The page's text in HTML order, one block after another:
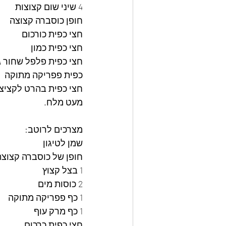
4 שיני שום קצוצות
חופן כוסברה קצוצה
חצי כפית כורכום
חצי כפית כמון
חצי כפית פלפל שחור
כפית פפריקה מתוקה
חצי כפית בהרט
מעט מלח.
מצרכים לרוטב:
שמן לטיגון
חופן של כוסברה
1 בצל קצוץ
2 כוסות מים
1 כף פפריקה מתוקה
1 כף מרק עוף